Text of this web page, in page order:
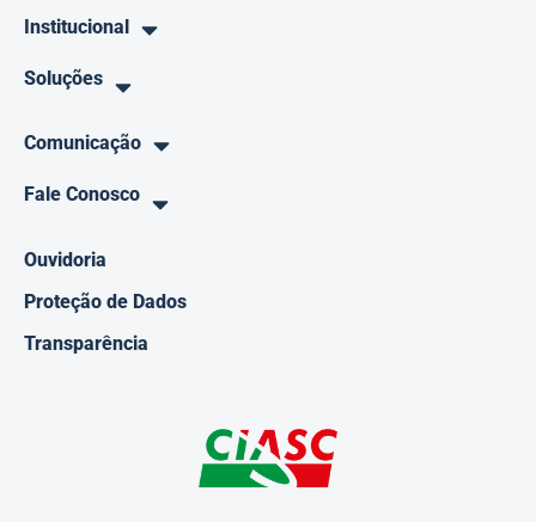
Institucional
Soluções
Comunicação
Fale Conosco
Ouvidoria
Proteção de Dados
Transparência